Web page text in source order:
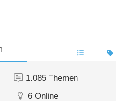
1,085 Themen
6 Online